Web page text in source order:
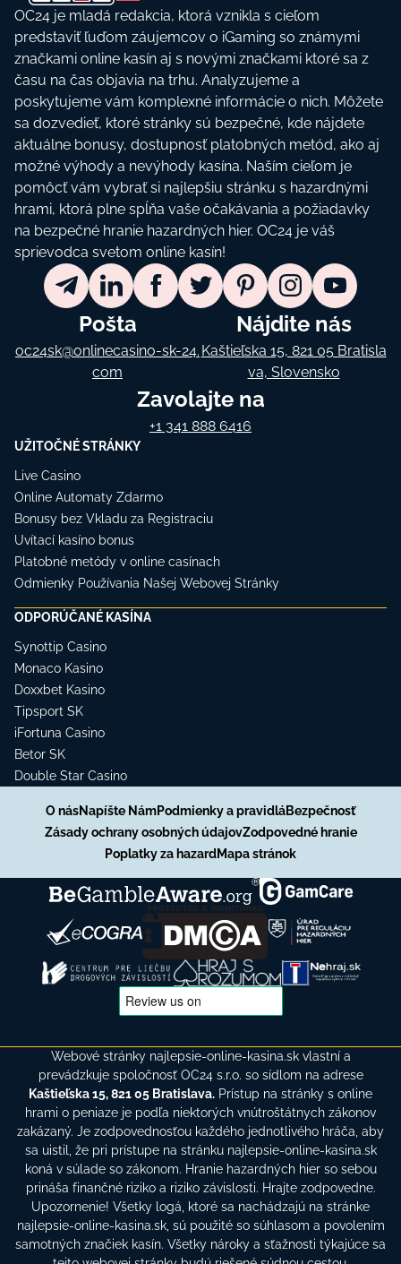
OC24 je mladá redakcia, ktorá vznikla s cieľom
predstaviť ľuďom záujemcov o iGaming so známymi
značkami online kasín aj s novými značkami ktoré sa z
času na čas objavia na trhu. Analyzujeme a
poskytujeme vám komplexné informácie o nich. Môžete
sa dozvedieť, ktoré stránky sú bezpečné, kde nájdete
aktuálne bonusy, dostupnosť platobných metód, ako aj
možné výhody a nevýhody kasína. Naším cieľom je
pomôcť vám vybrať si najlepšiu stránku s hazardnými
hrami, ktorá plne spĺňa vaše očakávania a požiadavky
na bezpečné hranie hazardných hier. OC24 je váš
sprievodca svetom online kasín!
Pošta
oc24sk@onlinecasino-sk-24.
com
Nájdite nás
Kaštieľska 15, 821 05 Bratisla
va, Slovensko
Zavolajte na
+1 341 888 6416
UŽITOČNÉ STRÁNKY
Live Casino
Online Automaty Zdarmo
Bonusy bez Vkladu za Registraciu
Uvítací kasíno bonus
Platobné metódy v online casínach
Odmienky Používania Našej Webovej Stránky
ODPORÚČANÉ KASÍNA
Synottip Casino
Monaco Kasino
Doxxbet Kasino
Tipsport SK
iFortuna Casino
Betor SK
Double Star Casino
O násNapíšte NámPodmienky a pravidláBezpečnosť
Zásady ochrany osobných údajovZodpovedné hranie
Poplatky za hazardMapa stránok
Webové stránky najlepsie-online-kasina.sk vlastní a
prevádzkuje spoločnosť OC24 s.r.o. so sídlom na adrese
Kaštieľska 15, 821 05 Bratislava. Prístup na stránky s online
hrami o peniaze je podľa niektorých vnútroštátnych zákonov
zakázaný. Je zodpovednosťou každého jednotlivého hráča, aby
sa uistil, že pri prístupe na stránku najlepsie-online-kasina.sk
koná v súlade so zákonom. Hranie hazardných hier so sebou
prináša finančné riziko a riziko závislosti. Hrajte zodpovedne.
Upozornenie! Všetky logá, ktoré sa nachádzajú na stránke
najlepsie-online-kasina.sk, sú použité so súhlasom a povolením
samotných značiek kasín. Všetky nároky a sťažnosti týkajúce sa